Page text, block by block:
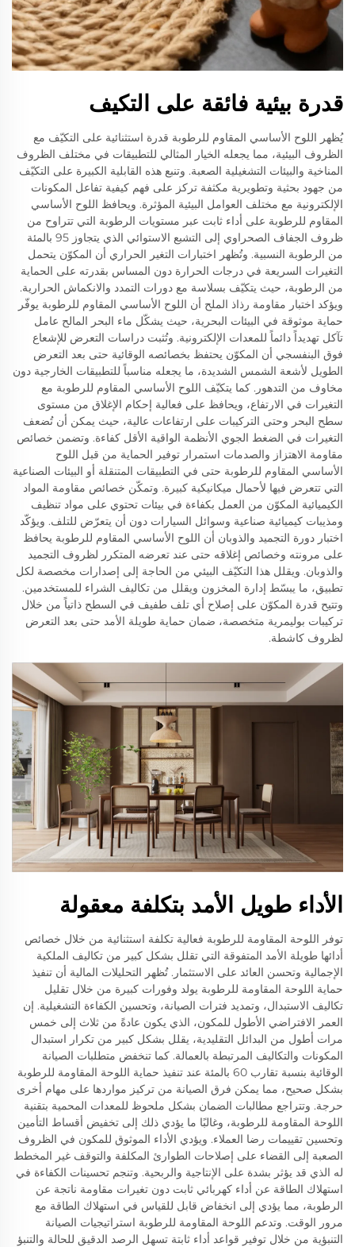
قدرة بيئية فائقة على التكيف
يُظهر اللوح الأساسي المقاوم للرطوبة قدرة استثنائية على التكيّف مع
الظروف البيئية، مما يجعله الخيار المثالي للتطبيقات في مختلف الظروف
المناخية والبيئات التشغيلية الصعبة. وتنبع هذه القابلية الكبيرة على التكيّف
من جهود بحثية وتطويرية مكثفة تركز على فهم كيفية تفاعل المكونات
الإلكترونية مع مختلف العوامل البيئية المؤثرة. ويحافظ اللوح الأساسي
المقاوم للرطوبة على أداء ثابت عبر مستويات الرطوبة التي تتراوح من
ظروف الجفاف الصحراوي إلى التشبع الاستوائي الذي يتجاوز 95 بالمئة
من الرطوبة النسبية. وتُظهر اختبارات التغير الحراري أن المكوّن يتحمل
التغيرات السريعة في درجات الحرارة دون المساس بقدرته على الحماية
من الرطوبة، حيث يتكيّف بسلاسة مع دورات التمدد والانكماش الحرارية.
ويؤكد اختبار مقاومة رذاذ الملح أن اللوح الأساسي المقاوم للرطوبة يوفّر
حماية موثوقة في البيئات البحرية، حيث يشكّل ماء البحر المالح عامل
تآكل تهديداً دائماً للمعدات الإلكترونية. وتُثبت دراسات التعرض للإشعاع
فوق البنفسجي أن المكوّن يحتفظ بخصائصه الوقائية حتى بعد التعرض
الطويل لأشعة الشمس الشديدة، ما يجعله مناسباً للتطبيقات الخارجية دون
مخاوف من التدهور. كما يتكيّف اللوح الأساسي المقاوم للرطوبة مع
التغيرات في الارتفاع، ويحافظ على فعالية إحكام الإغلاق من مستوى
سطح البحر وحتى التركيبات على ارتفاعات عالية، حيث يمكن أن تُضعف
التغيرات في الضغط الجوي الأنظمة الواقية الأقل كفاءة. وتضمن خصائص
مقاومة الاهتزاز والصدمات استمرار توفير الحماية من قبل اللوح
الأساسي المقاوم للرطوبة حتى في التطبيقات المتنقلة أو البيئات الصناعية
التي تتعرض فيها لأحمال ميكانيكية كبيرة. وتمكّن خصائص مقاومة المواد
الكيميائية المكوّن من العمل بكفاءة في بيئات تحتوي على مواد تنظيف
ومذيبات كيميائية صناعية وسوائل السيارات دون أن يتعرّض للتلف. ويؤكّد
اختبار دورة التجميد والذوبان أن اللوح الأساسي المقاوم للرطوبة يحافظ
على مرونته وخصائص إغلاقه حتى عند تعرضه المتكرر لظروف التجميد
والذوبان. ويقلل هذا التكيّف البيئي من الحاجة إلى إصدارات مخصصة لكل
تطبيق، ما يبسّط إدارة المخزون ويقلل من تكاليف الشراء للمستخدمين.
وتتيح قدرة المكوّن على إصلاح أي تلف طفيف في السطح ذاتياً من خلال
تركيبات بوليمرية متخصصة، ضمان حماية طويلة الأمد حتى بعد التعرض
لظروف كاشطة.
الأداء طويل الأمد بتكلفة معقولة
توفر اللوحة المقاومة للرطوبة فعالية تكلفة استثنائية من خلال خصائص
أدائها طويلة الأمد المتفوقة التي تقلل بشكل كبير من تكاليف الملكية
الإجمالية وتحسن العائد على الاستثمار. تُظهر التحليلات المالية أن تنفيذ
حماية اللوحة المقاومة للرطوبة يولد وفورات كبيرة من خلال تقليل
تكاليف الاستبدال، وتمديد فترات الصيانة، وتحسين الكفاءة التشغيلية. إن
العمر الافتراضي الأطول للمكون، الذي يكون عادةً من ثلاث إلى خمس
مرات أطول من البدائل التقليدية، يقلل بشكل كبير من تكرار استبدال
المكونات والتكاليف المرتبطة بالعمالة. كما تنخفض متطلبات الصيانة
الوقائية بنسبة تقارب 60 بالمئة عند تنفيذ حماية اللوحة المقاومة للرطوبة
بشكل صحيح، مما يمكن فرق الصيانة من تركيز مواردها على مهام أخرى
حرجة. وتتراجع مطالبات الضمان بشكل ملحوظ للمعدات المحمية بتقنية
اللوحة المقاومة للرطوبة، وغالبًا ما يؤدي ذلك إلى تخفيض أقساط التأمين
وتحسين تقييمات رضا العملاء. ويؤدي الأداء الموثوق للمكون في الظروف
الصعبة إلى القضاء على إصلاحات الطوارئ المكلفة والتوقف غير المخطط
له الذي قد يؤثر بشدة على الإنتاجية والربحية. وتنجم تحسينات الكفاءة في
استهلاك الطاقة عن أداء كهربائي ثابت دون تغيرات مقاومة ناتجة عن
الرطوبة، مما يؤدي إلى انخفاض قابل للقياس في استهلاك الطاقة مع
مرور الوقت. وتدعم اللوحة المقاومة للرطوبة استراتيجيات الصيانة
التنبؤية من خلال توفير قواعد أداء ثابتة تسهل الرصد الدقيق للحالة والتنبؤ